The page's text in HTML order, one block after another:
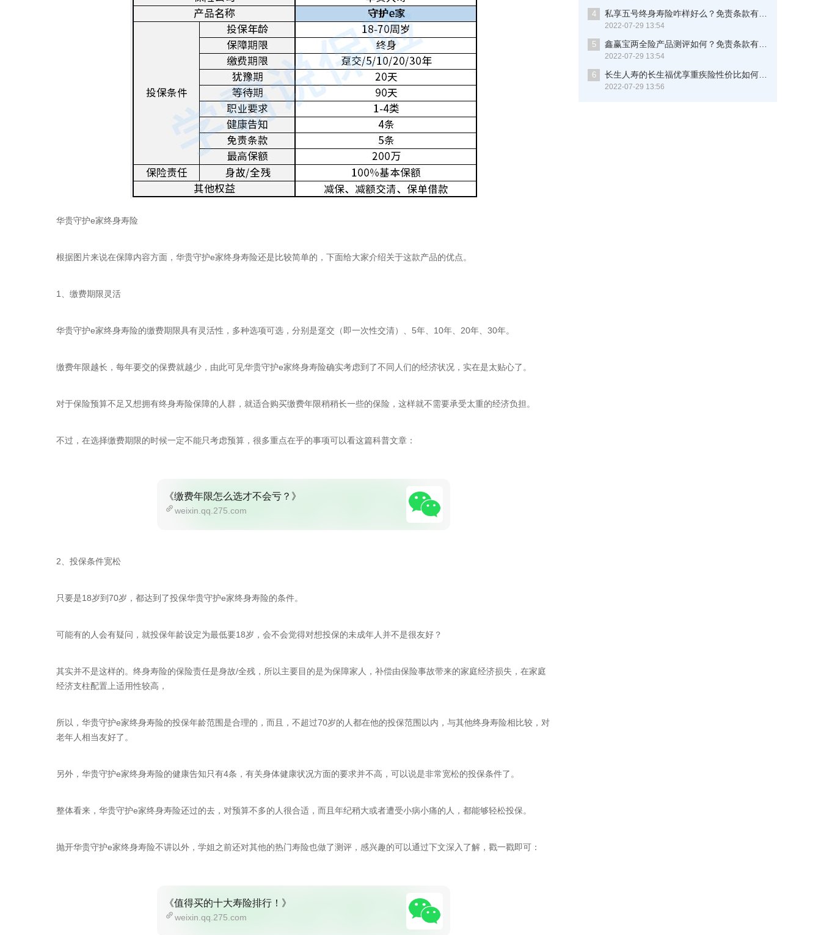
4
2022-07-29 13:54
5
2022-07-29 13:54
6
2022-07-29 13:56
华贵守护e家终身寿险
根据图片来说在保障内容方面，华贵守护e家终身寿险还是比较简单的，下面给大家介绍关于这款产品的优点。
1、缴费期限灵活
华贵守护e家终身寿险的缴费期限具有灵活性，多种选项可选，分别是趸交（即一次性交清）、5年、10年、20年、30年。
缴费年限越长，每年要交的保费就越少，由此可见华贵守护e家终身寿险确实考虑到了不同人们的经济状况，实在是太贴心了。
对于保险预算不足又想拥有终身寿险保障的人群，就适合购买缴费年限稍稍长一些的保险，这样就不需要承受太重的经济负担。
不过，在选择缴费期限的时候一定不能只考虑预算，很多重点在乎的事项可以看这篇科普文章：
《缴费年限怎么选才不会亏？》
weixin.qq.275.com
2、投保条件宽松
只要是18岁到70岁，都达到了投保华贵守护e家终身寿险的条件。
可能有的人会有疑问，就投保年龄设定为最低要18岁，会不会觉得对想投保的未成年人并不是很友好？
其实并不是这样的。终身寿险的保险责任是身故/全残，所以主要目的是为保障家人，补偿由保险事故带来的家庭经济损失，在家庭
经济支柱配置上适用性较高，
所以，华贵守护e家终身寿险的投保年龄范围是合理的，而且，不超过70岁的人都在他的投保范围以内，与其他终身寿险相比较，对
老年人相当友好了。
另外，华贵守护e家终身寿险的健康告知只有4条，有关身体健康状况方面的要求并不高，可以说是非常宽松的投保条件了。
整体看来，华贵守护e家终身寿险还过的去，对预算不多的人很合适，而且年纪稍大或者遭受小病小痛的人，都能够轻松投保。
抛开华贵守护e家终身寿险不讲以外，学姐之前还对其他的热门寿险也做了测评，感兴趣的可以通过下文深入了解，戳一戳即可：
《值得买的十大寿险排行！》
weixin.qq.275.com